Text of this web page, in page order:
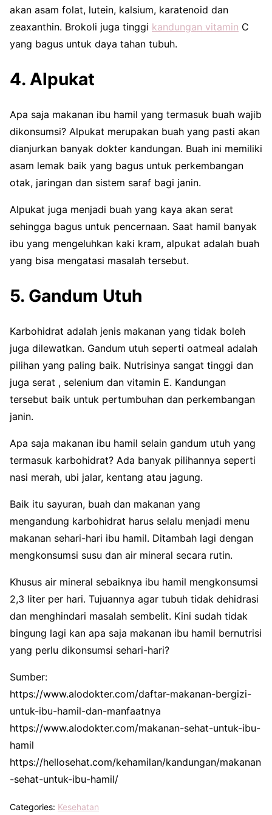
akan asam folat, lutein, kalsium, karatenoid dan
zeaxanthin. Brokoli juga tinggi kandungan vitamin C
yang bagus untuk daya tahan tubuh.
4. Alpukat
Apa saja makanan ibu hamil yang termasuk buah wajib
dikonsumsi? Alpukat merupakan buah yang pasti akan
dianjurkan banyak dokter kandungan. Buah ini memiliki
asam lemak baik yang bagus untuk perkembangan
otak, jaringan dan sistem saraf bagi janin.
Alpukat juga menjadi buah yang kaya akan serat
sehingga bagus untuk pencernaan. Saat hamil banyak
ibu yang mengeluhkan kaki kram, alpukat adalah buah
yang bisa mengatasi masalah tersebut.
5. Gandum Utuh
Karbohidrat adalah jenis makanan yang tidak boleh
juga dilewatkan. Gandum utuh seperti oatmeal adalah
pilihan yang paling baik. Nutrisinya sangat tinggi dan
juga serat , selenium dan vitamin E. Kandungan
tersebut baik untuk pertumbuhan dan perkembangan
janin.
Apa saja makanan ibu hamil selain gandum utuh yang
termasuk karbohidrat? Ada banyak pilihannya seperti
nasi merah, ubi jalar, kentang atau jagung.
Baik itu sayuran, buah dan makanan yang
mengandung karbohidrat harus selalu menjadi menu
makanan sehari-hari ibu hamil. Ditambah lagi dengan
mengkonsumsi susu dan air mineral secara rutin.
Khusus air mineral sebaiknya ibu hamil mengkonsumsi
2,3 liter per hari. Tujuannya agar tubuh tidak dehidrasi
dan menghindari masalah sembelit. Kini sudah tidak
bingung lagi kan apa saja makanan ibu hamil bernutrisi
yang perlu dikonsumsi sehari-hari?
Sumber:
https://www.alodokter.com/daftar-makanan-bergizi-
untuk-ibu-hamil-dan-manfaatnya
https://www.alodokter.com/makanan-sehat-untuk-ibu-
hamil
https://hellosehat.com/kehamilan/kandungan/makanan
-sehat-untuk-ibu-hamil/
Categories: Kesehatan